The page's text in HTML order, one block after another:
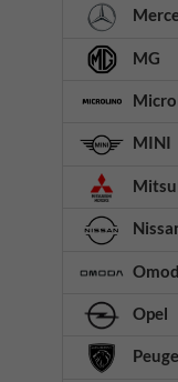
MG
MINI
Opel